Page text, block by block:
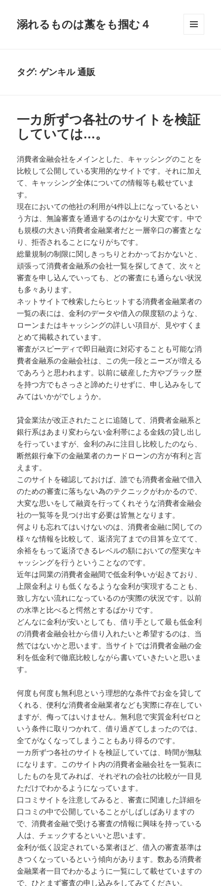
溺れるものは藁をも掴む４
タグ:ゲンキル 通販
一カ所ずつ各社のサイトを検証
していては…。
消費者金融会社をメインとした、キャッシングのことを
比較して公開している実用的なサイトです。それに加え
て、キャッシング全体についての情報等も載せていま
す。
現在においての他社の利用が4件以上になっているとい
う方は、無論審査を通過するのはかなり大変です。中で
も規模の大きい消費者金融業者だと一層辛口の審査とな
り、拒否されることになりがちです。
総量規制の制限に関しきっちりとわかっておかないと、
頑張って消費者金融系の会社一覧を探してきて、次々と
審査を申し込んでいっても、どの審査にも通らない状況
も多々あります。
ネットサイトで検索したらヒットする消費者金融業者の
一覧の表には、金利のデータや借入の限度額のような、
ローンまたはキャッシングの詳しい項目が、見やすくま
とめて掲載されています。
審査がスピーディで即日融資に対応することも可能な消
費者金融系の金融会社は、この先一段とニーズが増える
であろうと思われます。以前に破産した方やブラック歴
を持つ方でもさっさと諦めたりせずに、申し込みをして
みてはいかがでしょうか。
貸金業法が改正されたことに追随して、消費者金融系と
銀行系はあまり変わらない金利帯による金銭の貸し出し
を行っていますが、金利のみに注目し比較したのなら、
断然銀行傘下の金融業者のカードローンの方が有利と言
えます。
このサイトを確認しておけば、誰でも消費者金融で借入
のための審査に落ちない為のテクニックがわかるので、
大変な思いをして融資を行ってくれそうな消費者金融会
社の一覧等を見つけ出す必要は皆無となります。
何よりも忘れてはいけないのは、消費者金融に関しての
様々な情報を比較して、返済完了までの目算を立てて、
余裕をもって返済できるレベルの額においての堅実なキ
ャッシングを行うということなのです。
近年は同業の消費者金融間で低金利争いが起きており、
上限金利よりも低くなるような金利が実現することも、
致し方ない流れになっているのが実際の状況です。以前
の水準と比べると愕然とするばかりです。
どんなに金利が安いとしても、借り手として最も低金利
の消費者金融会社から借り入れたいと希望するのは、当
然ではないかと思います。当サイトでは消費者金融の金
利を低金利で徹底比較しながら書いていきたいと思いま
す。
何度も何度も無利息という理想的な条件でお金を貸して
くれる、便利な消費者金融業者なども実際に存在してい
ますが、侮ってはいけません。無利息で実質金利ゼロと
いう条件に取りつかれて、借り過ぎてしまったのでは、
全てがなくなってしまうこともあり得るのです。
一カ所ずつ各社のサイトを検証していては、時間が無駄
になります。このサイト内の消費者金融会社を一覧表に
したものを見てみれば、それぞれの会社の比較が一目見
ただけでわかるようになっています。
口コミサイトを注意してみると、審査に関連した詳細を
口コミの中で公開していることがしばしばありますの
で、消費者金融で受ける審査の情報に興味を持っている
人は、チェックするといいと思います。
金利が低く設定されている業者ほど、借入の審査基準は
きつくなっているという傾向があります。数ある消費者
金融業者一目でわかるように一覧にして載せていますの
で、ひとまず審査の申し込みをしてみてください。